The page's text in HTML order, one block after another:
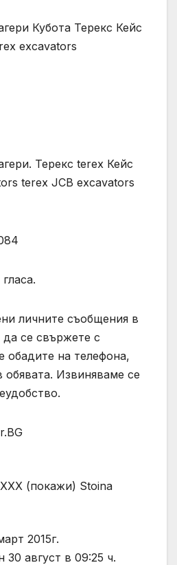
Кубота Терекс Кейс
excavators
Терекс terex Кейс
terex JCB excavators
личните съобщения в
се свържете с
обадите на телефона,
обявата. Извиняваме се
(покажи) Stoina
2015г.
30 август в 09:25 ч.